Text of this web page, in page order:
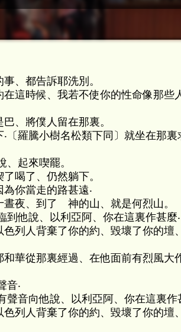
、都告訴耶洗別。
這時候、我若不使你的性命像那些
、將僕人留在那裏。
〔羅騰小樹名松類下同〕就坐在那裏
起來喫罷。
喝了、仍然躺下。
你當走的路甚遠‧
夜、到了 神的山、就是何烈山。
到他說、以利亞阿、你在這裏作甚麼‧
列人背棄了你的約、毀壞了你的壇
華從那裏經過、在他面前有烈風大
音‧
聲音向他說、以利亞阿、你在這裏作
列人背棄了你的約、毀壞了你的壇